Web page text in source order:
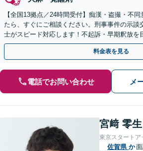
【全国13拠点／24時間受付】痴漢・盗撮・不
たら、すぐにご相談ください。刑事事件の示談
士がスピード対応します！不起訴・早期釈放を
動を行います。
料金表を見る
電話でお問い合わせ メ
宮﨑 零生
東京スタートア
佐賀県 か